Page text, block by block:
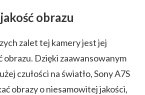
obrazu
zalet tej kamery jest jej
obrazu. Dzięki zaawansowanym
czułości na światło, Sony A7S
obrazy o niesamowitej jakości,